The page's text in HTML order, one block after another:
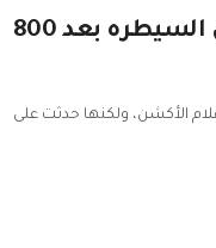
فى واقعه صادمه سياره هايبيرد تخرج عن السيطره بعد 800
الأكشن، ولكنها حدثت على